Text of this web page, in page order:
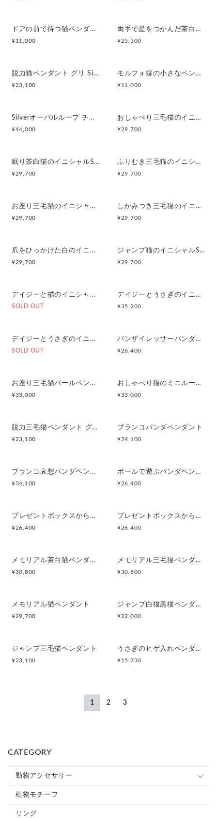
ドアの前で待つ猫ペンダント
¥11,000
両手で星をつかんだ茶白猫ペンダント
¥25,300
脱力猫ペンダント グリ Silver
¥23,100
モルフォ蝶の小さなペンダント
¥11,000
Silverオーバルループ チェーンネックレス
¥44,000
おしゃべり三毛猫のイニシャルSilverペンダントS
¥29,700
眠り茶白猫のイニシャルSilverペンダントA
¥29,700
ふりむき三毛猫のイニシャルSilverペンダントW
¥29,700
お座り三毛猫のイニシャルSilverペンダントN
¥29,700
しがみつき三毛猫のイニシャルSilverペンダントK
¥29,700
爪をひっかけた白のイニシャルSilverペンダントM
¥29,700
ジャンプ猫のイニシャルSilverペンダントR
¥29,700
デイジーと猫のイニシャルペンダントS
SOLD OUT
デイジーとうさぎのイニシャルペンダントS
¥35,200
デイジーとうさぎのイニシャルペンダントA
SOLD OUT
バンザイレッサーパンダペンダント
¥26,400
お座り三毛猫パールペンダント
¥33,000
おしゃべり猫のミニルーペペンダント
¥33,000
脱力三毛猫ペンダント グリ Silver
¥23,100
ブランコパンダペンダント
¥34,100
ブランコ哀愁パンダペンダント
¥34,100
ボールで遊ぶパンダペンダント
¥26,400
プレゼントボックスから仔猫ペンダント
¥26,400
プレゼントボックスから飛び出す猫ペンダント
¥26,400
メモリアル茶白猫ペンダント
¥30,800
メモリアル三毛猫ペンダント
¥30,800
メモリアル猫ペンダント
¥29,700
ジャンプ白猫黒猫ペンダント
¥22,000
ジャンプ三毛猫ペンダント
¥23,100
うさぎのヒゲ入れペンダント
¥15,730
1 2 3
CATEGORY
動物アクセサリー
猫
犬
植物モチーフ
リング